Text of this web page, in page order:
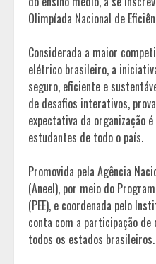
Olimpíada Nacional de
Considerada a maior
elétrico brasileiro, a
seguro, eficiente e
de desafios interativos,
expectativa da organização
estudantes de todo o país.
Promovida pela Agência
(Aneel), por meio do
(PEE), e coordenada pelo
conta com a participação
todos os estados brasileiros.